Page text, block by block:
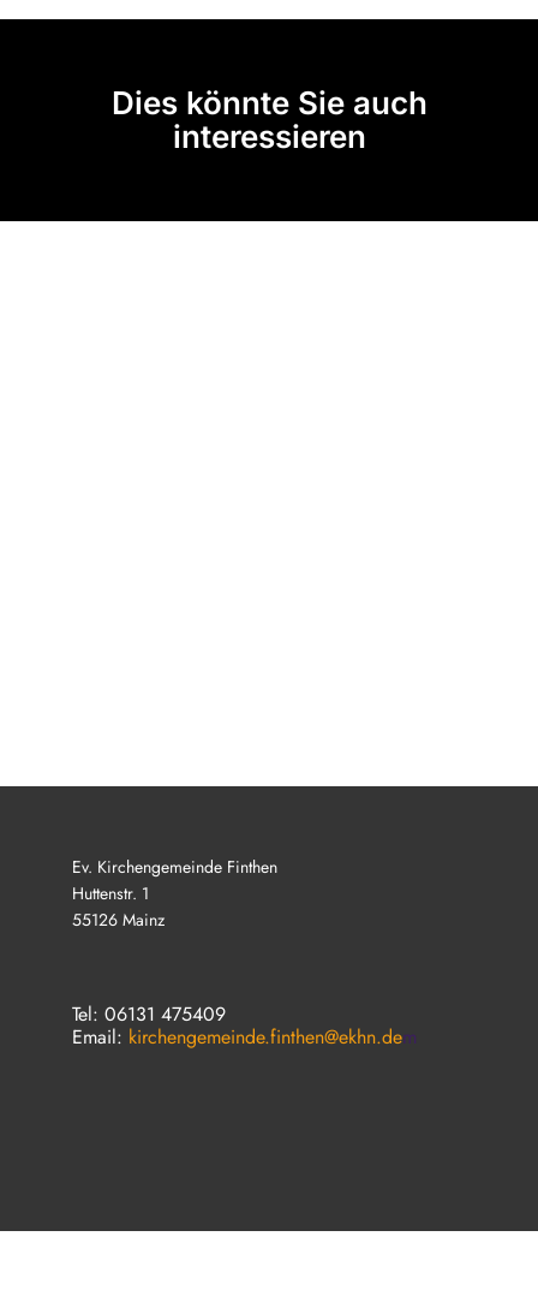
Dies könnte Sie auch
interessieren
Ev. Kirchengemeinde Finthen
Huttenstr. 1
55126 Mainz
Tel: 06131 475409
Email: kirchengemeinde.finthen@ekhn.dem